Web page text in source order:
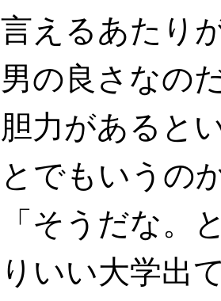
言えるあたり
男の良さなの
胆力があると
とでもいうの
「そうだな。
りいい大学出